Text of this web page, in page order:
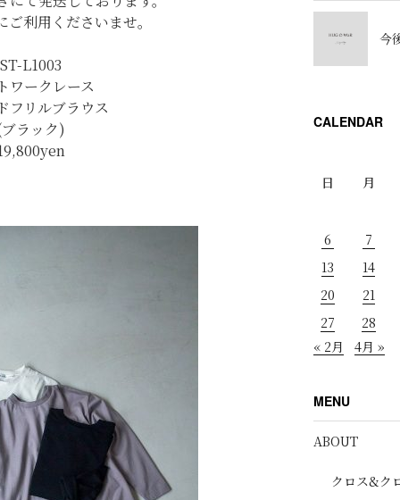
利用くださいませ。
ST-L1003
ワークレース
フリルブラウス
ラック)
今
CALENDAR
日
月
6
7
13
14
20
21
27
28
« 2月
4月 »
MENU
ABOUT
クロス&ク